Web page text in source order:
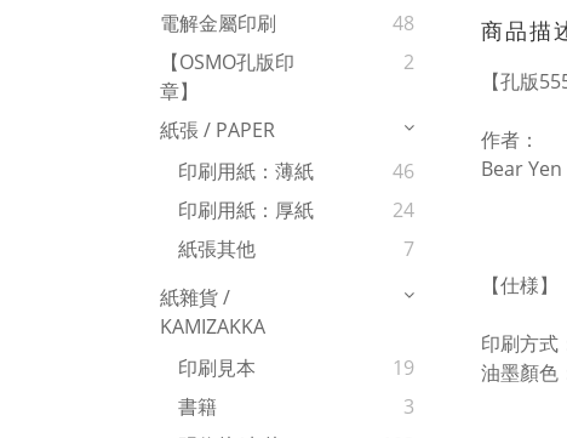
電解金屬印刷
48
【OSMO孔版印
章】
2
紙張 / PAPER
印刷用紙：薄紙
46
印刷用紙：厚紙
24
紙張其他
7
紙雜貨 /
KAMIZAKKA
印刷見本
19
書籍
3
商品描
【孔版
作者：
Bear Yen
【仕様】
印刷方式
油墨顏色